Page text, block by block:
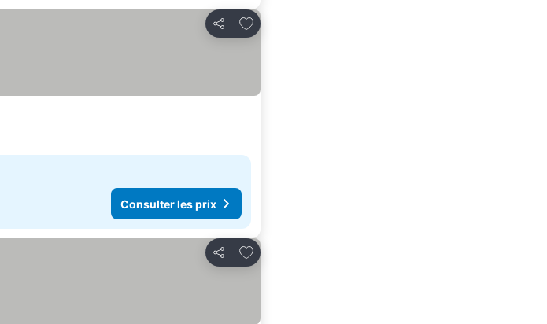
Partager
Ajouter à mes favoris
Consulter les prix
Partager
Ajouter à mes favoris